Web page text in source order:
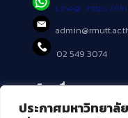
ประกาศมหาวิทยา
Line@ : https://
02 549 3074
บริการอื่นๆ ของ สวส.